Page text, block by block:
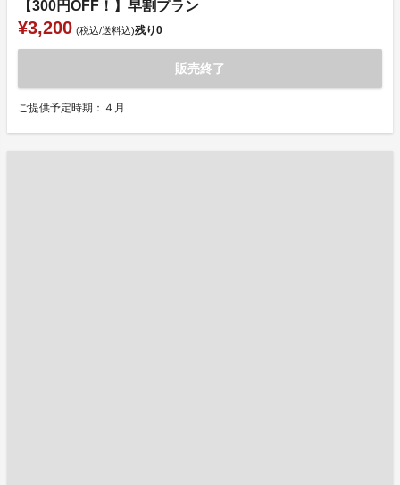
【300円OFF！】早割プラン
¥3,200 (税込/送料込)残り0
販売終了
ご提供予定時期：４月